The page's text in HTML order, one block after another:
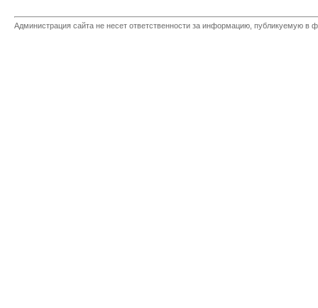
Администрация сайта не несет ответственности за информацию, публикуемую